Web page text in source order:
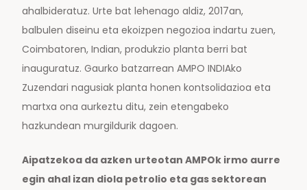
ahalbideratuz. Urte bat lehenago aldiz, 2017an,
balbulen diseinu eta ekoizpen negozioa indartu zuen,
Coimbatoren, Indian, produkzio planta berri bat
inauguratuz. Gaurko batzarrean AMPO INDIAko
Zuzendari nagusiak planta honen kontsolidazioa eta
martxa ona aurkeztu ditu, zein etengabeko
hazkundean murgildurik dagoen.
Aipatzekoa da azken urteotan AMPOk irmo aurre
egin ahal izan diola petrolio eta gas sektorean